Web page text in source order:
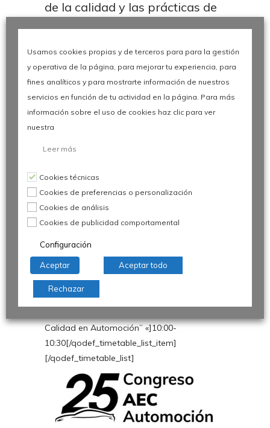
de la calidad y las prácticas de
gestión. Desde septiembre de
AEC.
Web: https://www.aec.es
Par ticipac
Avelino Brito participa en:
enable_border=»yes» skin=»»]
[qodef_timetable_list_item title=»Entrevista»
link=»/actividades/retrospectiva-congreso-
de-calidad-en-la-automocion/»
Calidad en Automoción” «]10:00-
10:30[/qodef_timetable_list_item]
[/qodef_timetable_list]
Usamos cookies propias y de terceros para para la gestión
y operativa de la página, para mejorar tu experiencia, para
fines analíticos y para mostrarte información de nuestros
servicios en función de tu actividad en la página. Para más
información sobre el uso de cookies haz clic para ver
nuestra
Leer más
Cookies técnicas
Cookies de preferencias o personalización
Cookies de análisis
Cookies de publicidad comportamental
Configuración
Aceptar Aceptar todo
Rechazar